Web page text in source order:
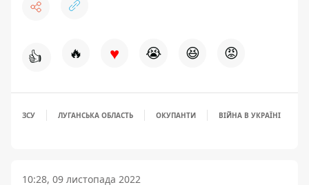
👍 🔥 ♥ 😭 😆 😡
ЗСУ ЛУГАНСЬКА ОБЛАСТЬ ОКУПАНТИ ВІЙНА В УКРАЇНІ
10:28, 09 листопада 2022